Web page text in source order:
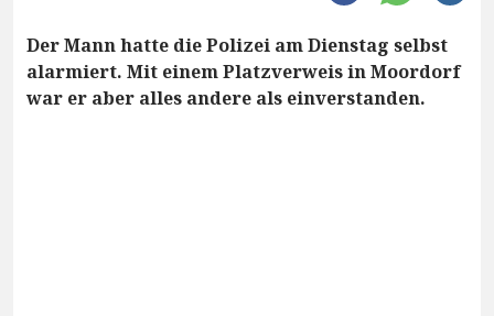
Der Mann hatte die Polizei am Dienstag selbst
alarmiert. Mit einem Platzverweis in Moordorf
war er aber alles andere als einverstanden.